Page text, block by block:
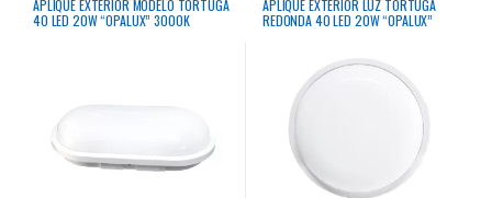
APLIQUE EXTERIOR MODELO TORTUGA
40 LED 20W “OPALUX” 3000K
APLIQUE EXTERIOR LUZ TORTUGA
REDONDA 40 LED 20W “OPALUX”